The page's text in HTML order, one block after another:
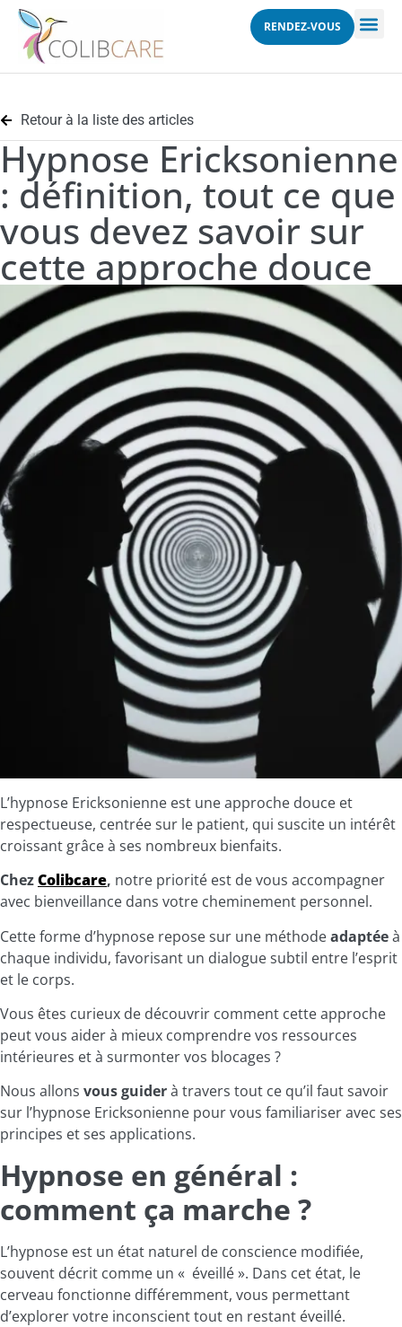
RENDEZ-VOUS
Retour à la liste des articles
Hypnose Ericksonienne
: définition, tout ce que
vous devez savoir sur
cette approche douce
L’hypnose Ericksonienne est une approche douce et
respectueuse, centrée sur le patient, qui suscite un intérêt
croissant grâce à ses nombreux bienfaits.
ChezColibcare, notre priorité est de vous accompagner
avec bienveillance dans votre cheminement personnel.
Cette forme d’hypnose repose sur une méthodeadaptéeà
chaque individu, favorisant un dialogue subtil entre l’esprit
et le corps.
Vous êtes curieux de découvrir comment cette approche
peut vous aider à mieux comprendre vos ressources
intérieures et à surmonter vos blocages ?
Nous allons vous guiderà travers tout ce qu’il faut savoir
sur l’hypnose Ericksonienne pour vous familiariser avec ses
principes et ses applications.
Hypnose en général :
comment ça marche ?
L’hypnose est un état naturel de conscience modifiée,
souvent décrit comme un « éveillé ». Dans cet état, le
cerveau fonctionne différemment, vous permettant
d’explorer votre inconscient tout en restant éveillé.